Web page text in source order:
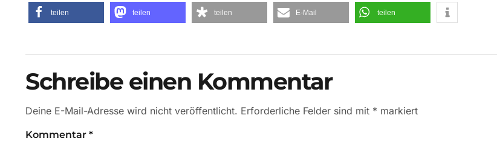
teilen teilen teilen E-Mail teilen
Schreibe einen Kommentar
Deine E-Mail-Adresse wird nicht veröffentlicht. Erforderliche Felder sind mit * markiert
Kommentar *